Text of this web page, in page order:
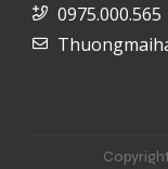
0975.000.565